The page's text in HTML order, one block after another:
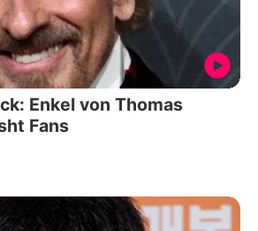
Enkel von Thomas
Fans